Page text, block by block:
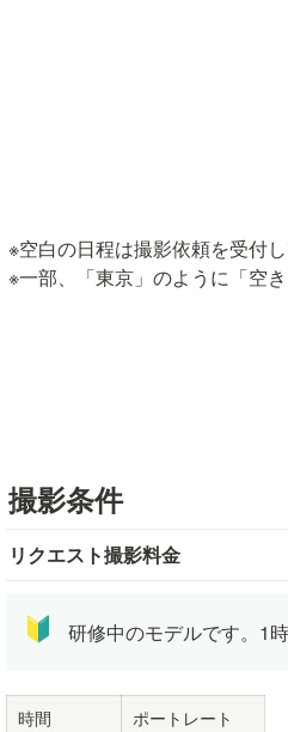
※空白の日程は撮影依頼を受付し
※一部、「東京」のように「空
撮影条件
リクエスト撮影料金
🔰 研修中のモデルです。1
時間
ポートレート